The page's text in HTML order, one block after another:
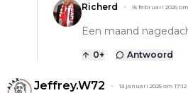
Richerd 15 februari 2025 om
Een maand
0+ Antwoord
Jeffrey.W72 13 januari 2025 om 17:12